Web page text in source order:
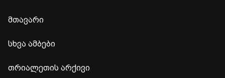
მთავარი
სხვა ამბები
თრიალეთის არქივი